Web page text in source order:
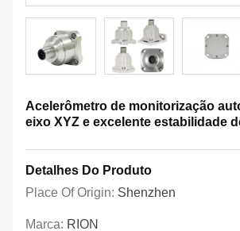
Acelerômetro de monitorização
eixo XYZ e excelente estabilidade
Detalhes Do Produto
Place Of Origin: Shenzhen
Marca: RION